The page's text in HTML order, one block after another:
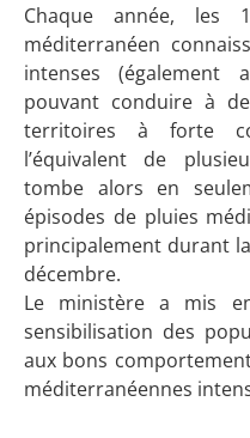
Chaque année, les
méditerranéen
intenses (également
pouvant conduire à
territoires à forte
l’équivalent de
tombe alors en
épisodes de pluies
principalement durant
décembre.
Le ministère a mis
sensibilisation des
aux bons
méditerranéennes